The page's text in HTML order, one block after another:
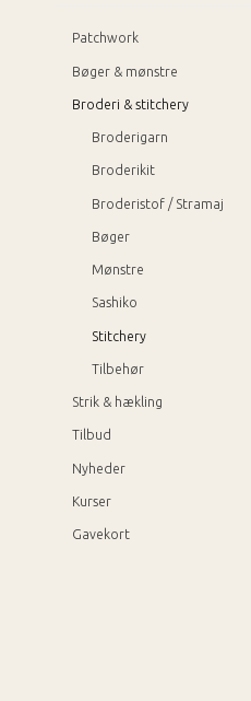
Patchwork
Bøger & mønstre
Broderi & stitchery
Broderigarn
Broderikit
Broderistof / Stramaj
Bøger
Mønstre
Sashiko
Stitchery
Tilbehør
Strik & hækling
Tilbud
Nyheder
Kurser
Gavekort